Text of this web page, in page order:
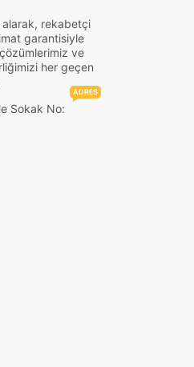
alarak, rekabetçi
garantisiyle
ve
her geçen
Sokak No:
ADRES